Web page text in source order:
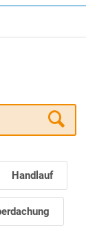
Handlauf